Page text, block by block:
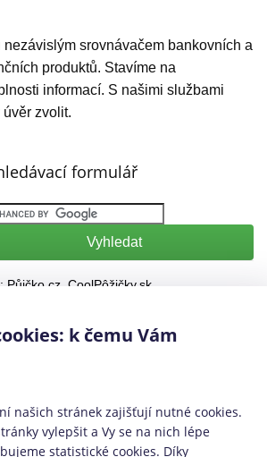
srovnávačem bankovních a
produktů. Stavíme na
informací. S našimi službami
úvěr zvolit.
formulář
Půjčko.cz CoolPôžičky.sk
na 5 let
srovnávač půjček pro rok 2026
Orchestra, s.r.o. Ve spolupráci sÚspory.cz
informace | Informace o řazení
produktových nabídek
k čemu Vám
našich stránek zajišťují nutné cookies.
vylepšit a Vy se na nich lépe
statistické cookies. Díky